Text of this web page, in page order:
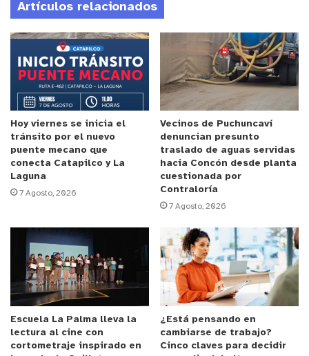
por su abnegada y desinteresada labor hacia la
población de Quillota, y nosotros, como buenos
quillotanos, decidimos aportar con este grano de
arena”, señaló.
Anuncio Patrocinado
El aporte consiste en un módulo sanitario de
fabricación chilena, equipado con aire
acondicionado, paneles solares y un sistema que
evita la generación de olores, tecnología utilizada
actualmente en faenas mineras. La instalación
necesidades del recinto, que no cuenta con baños
habilitados.
Marco Velázquez Godoy, comandante del Cuerpo
de Bomberos de Quillota, destacó la relevancia del
aporte. “Hicimos una gestión con Movisan, con don
Cristian Mancilla, donde él se nos ofreció el tema
Artículos relacionados
Hoy viernes se inicia el
tránsito por el nuevo
puente mecano que
conecta Catapilco y La
Laguna
7 Agosto, 2026
Vecinos de Puchuncaví
denuncian presunto
traslado de aguas servidas
hacia Concón desde planta
cuestionada por
Contraloría
7 Agosto, 2026
Escuela La Palma lleva la
lectura al cine con
cortometraje inspirado en
¿Está pensando en
cambiarse de trabajo?
Cinco claves para decidir